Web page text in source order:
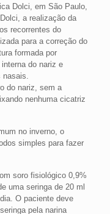
Dolci, em São Paulo,
a realização da
recorrentes do
para a correção do
formada por
do nariz e
nasais.
do nariz, sem a
nenhuma cicatriz
no inverno, o
simples para fazer
soro fisiológico 0,9%
uma seringa de 20 ml
O paciente deve
pela narina